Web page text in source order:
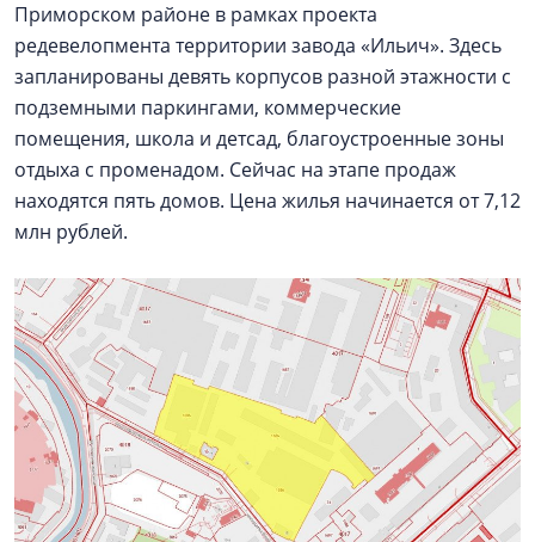
Приморском районе в рамках проекта
редевелопмента территории завода «Ильич». Здесь
запланированы девять корпусов разной этажности с
подземными паркингами, коммерческие
помещения, школа и детсад, благоустроенные зоны
отдыха с променадом. Сейчас на этапе продаж
находятся пять домов. Цена жилья начинается от 7,12
млн рублей.